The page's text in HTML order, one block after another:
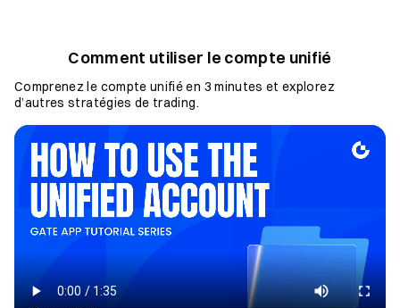
Comment utiliser le compte unifié
Comprenez le compte unifié en 3 minutes et explorez
d’autres stratégies de trading.